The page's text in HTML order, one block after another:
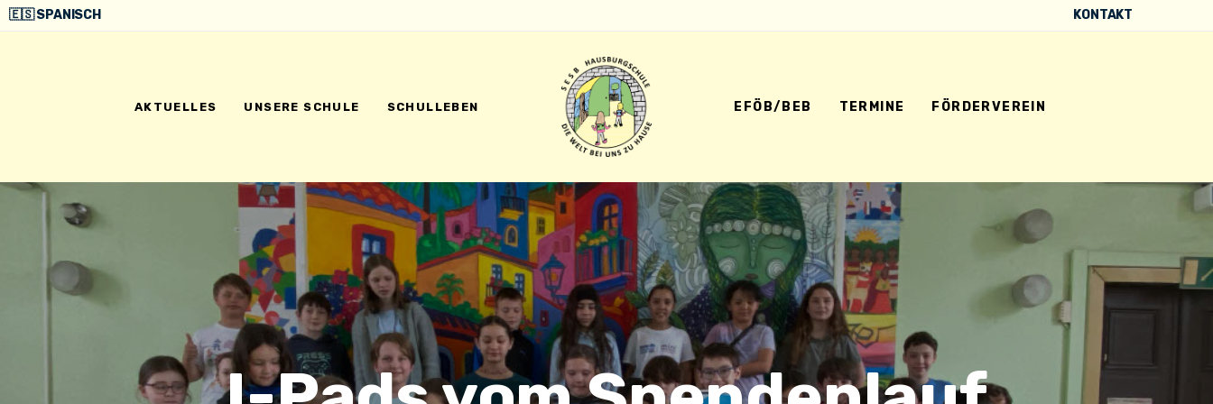
🇪🇸 SPANISCH KONTAKT
AKTUELLES UNSERE SCHULE SCHULLEBEN EFÖB/BEB TERMINE FÖRDERVEREIN